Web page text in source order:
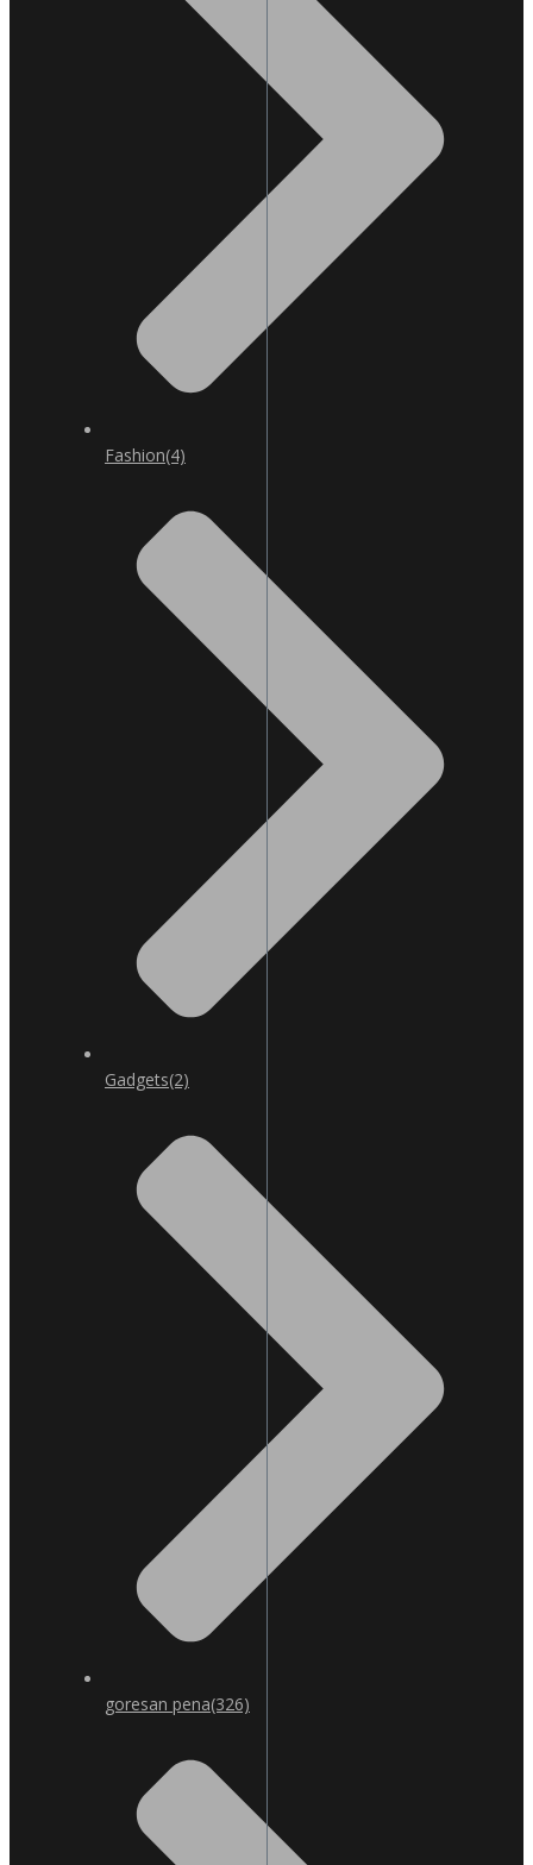
Fashion(4)
Gadgets(2)
goresan pena(326)